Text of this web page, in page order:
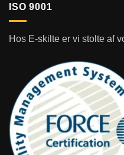
ISO 9001
Hos E-skilte er vi stolte af